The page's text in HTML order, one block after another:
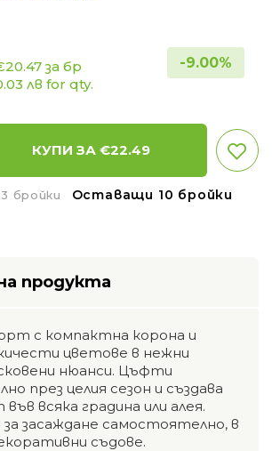
за бр
лв for qty.
-9.00%
КУПИ ЗА €22.49
бройки Оставащи 10 бройки
продукта
с компактна корона и
цветове в нежни
нюанси. Цъфти
през целия сезон и създава
всяка градина или алея.
засаждане самостоятелно, в
съдове.